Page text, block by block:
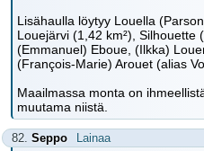
Lisähaulla löytyy Louella
Louejärvi (1,42 km²), Silhouette
(Emmanuel) Eboue, (Ilkka)
(François-Marie) Arouet (alias
Maailmassa monta on
muutama niistä.
82. Seppo Lainaa